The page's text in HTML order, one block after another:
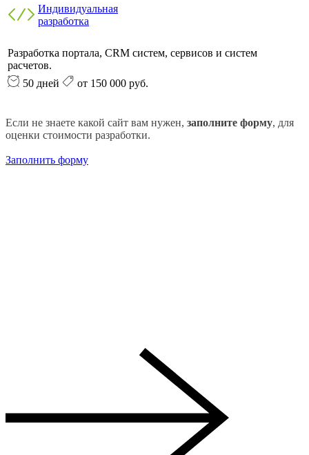
Индивидуальная
разработка
Разработка портала, CRM систем, сервисов и систем
расчетов.
50 дней
от 150 000 руб.
Если не знаете какой сайт вам нужен, заполните форму, для
оценки стоимости разработки.
Заполнить форму